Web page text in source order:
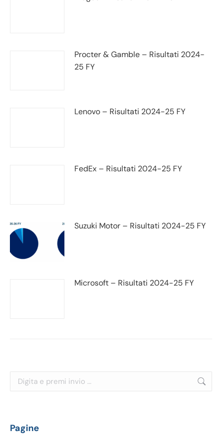
Procter & Gamble – Risultati 2024-
25 FY
Lenovo – Risultati 2024-25 FY
FedEx – Risultati 2024-25 FY
Suzuki Motor – Risultati 2024-25 FY
Microsoft – Risultati 2024-25 FY
Cerca:
Pagine